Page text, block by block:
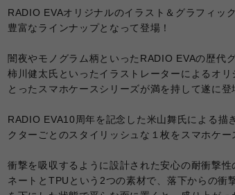
RADIO EVAオリジナルのイラスト＆グラフィッ
豊富なラインナップとなって登場！
闇夜やモノグラム柄といったRADIO EVAの歴代
柿川健太氏といったイラストレーターによるオ
とったスマホケースシリーズが満を持して遂に登
RADIO EVA10周年を記念した米山舞氏による描
クターごとのスタイリッシュな１枚をスマホケー
衝撃を吸収するように設計された安心の耐衝撃
ネートとTPUという2つの素材で、落下からの衝